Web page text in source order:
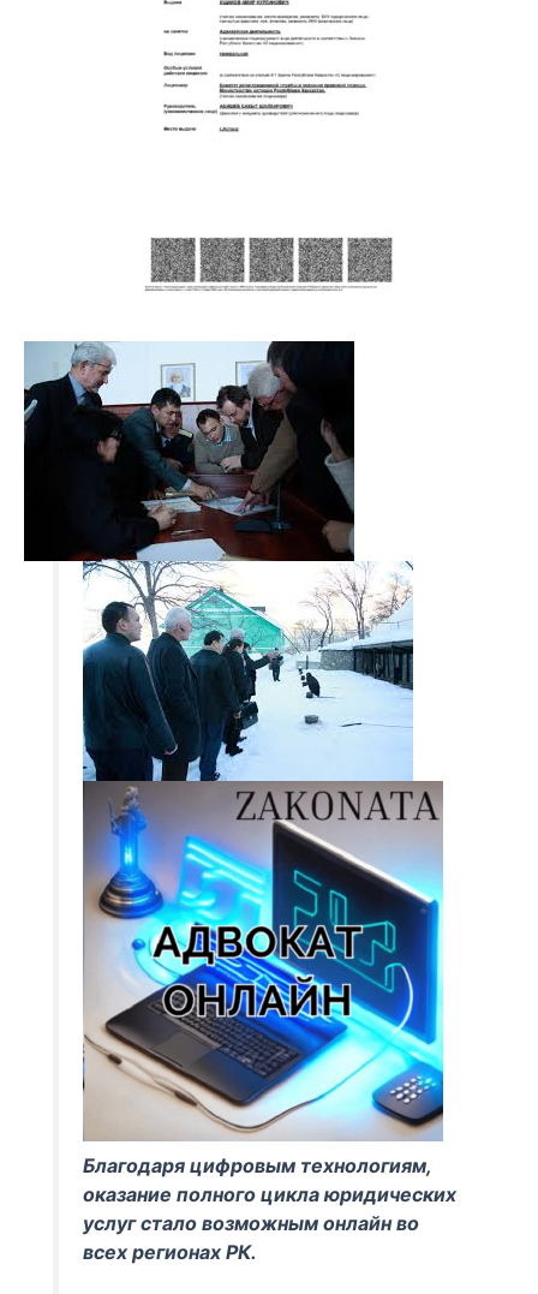
Благодаря цифровым технологиям,
оказание полного циклаюридических
услуг стало возможным онлайн во
всех регионах РК.